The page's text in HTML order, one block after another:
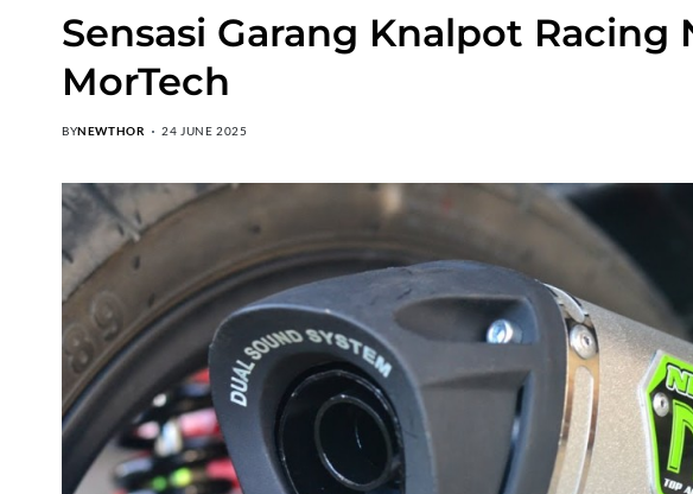
Sensasi Garang Knalpot Racing
MorTech
BYNEWTHOR 24 JUNE 2025